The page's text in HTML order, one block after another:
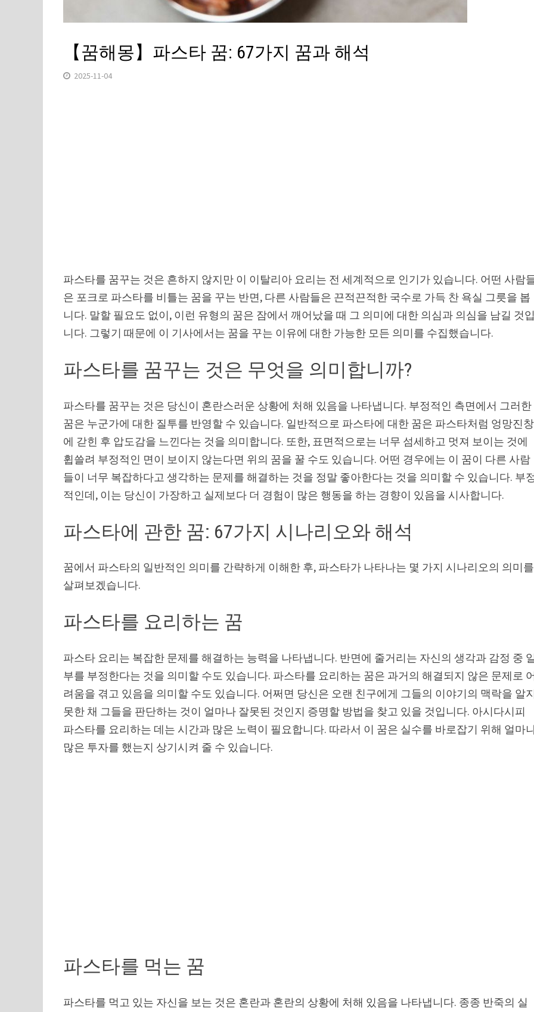
【꿈해몽】파스타 꿈: 67가지 꿈과 해석
2025-11-04
파스타를 꿈꾸는 것은 흔하지 않지만 이 이탈리아 요리는 전 세계적으로 인기가 있습니다. 어떤 사람
은 포크로 파스타를 비틀는 꿈을 꾸는 반면, 다른 사람들은 끈적끈적한 국수로 가득 찬 욕실 그릇을 봅
니다. 말할 필요도 없이, 이런 유형의 꿈은 잠에서 깨어났을 때 그 의미에 대한 의심과 의심을 남길 것
니다. 그렇기 때문에 이 기사에서는 꿈을 꾸는 이유에 대한 가능한 모든 의미를 수집했습니다.
파스타를 꿈꾸는 것은 무엇을 의미합니까?
파스타를 꿈꾸는 것은 당신이 혼란스러운 상황에 처해 있음을 나타냅니다. 부정적인 측면에서 그러한
꿈은 누군가에 대한 질투를 반영할 수 있습니다. 일반적으로 파스타에 대한 꿈은 파스타처럼 엉망진창
에 갇힌 후 압도감을 느낀다는 것을 의미합니다. 또한, 표면적으로는 너무 섬세하고 멋져 보이는 것에
휩쓸려 부정적인 면이 보이지 않는다면 위의 꿈을 꿀 수도 있습니다. 어떤 경우에는 이 꿈이 다른 사람
들이 너무 복잡하다고 생각하는 문제를 해결하는 것을 정말 좋아한다는 것을 의미할 수 있습니다. 부
적인데, 이는 당신이 가장하고 실제보다 더 경험이 많은 행동을 하는 경향이 있음을 시사합니다.
파스타에 관한 꿈: 67가지 시나리오와 해석
꿈에서 파스타의 일반적인 의미를 간략하게 이해한 후, 파스타가 나타나는 몇 가지 시나리오의 의미를
살펴보겠습니다.
파스타를 요리하는 꿈
파스타 요리는 복잡한 문제를 해결하는 능력을 나타냅니다. 반면에 줄거리는 자신의 생각과 감정 중
부를 부정한다는 것을 의미할 수도 있습니다. 파스타를 요리하는 꿈은 과거의 해결되지 않은 문제로
려움을 겪고 있음을 의미할 수도 있습니다. 어쩌면 당신은 오랜 친구에게 그들의 이야기의 맥락을 알
못한 채 그들을 판단하는 것이 얼마나 잘못된 것인지 증명할 방법을 찾고 있을 것입니다. 아시다시피
파스타를 요리하는 데는 시간과 많은 노력이 필요합니다. 따라서 이 꿈은 실수를 바로잡기 위해 얼마
많은 투자를 했는지 상기시켜 줄 수 있습니다.
파스타를 먹는 꿈
파스타를 먹고 있는 자신을 보는 것은 혼란과 혼란의 상황에 처해 있음을 나타냅니다. 종종 반죽의 실